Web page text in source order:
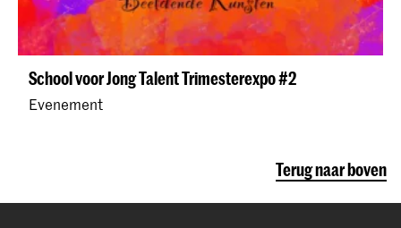
School voor Jong Talent Trimesterexpo #2
Evenement
Terug naar boven